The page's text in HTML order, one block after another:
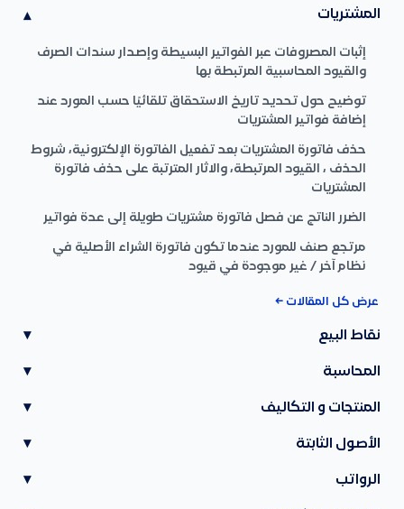
المشتريات ▾
إثبات المصروفات عبر الفواتير البسيطة وإصدار سندات الصرف
والقيود المحاسبية المرتبطة بها
توضيح حول تحديد تاريخ الاستحقاق تلقائيًا حسب المورد عند
إضافة فواتير المشتريات
حذف فاتورة المشتريات بعد تفعيل الفاتورة الإلكترونية، شروط
الحذف ، القيود المرتبطة، والاثار المترتبة على حذف فاتورة
المشتريات
الضرر الناتج عن فصل فاتورة مشتريات طويلة إلى عدة فواتير
مرتجع صنف للمورد عندما تكون فاتورة الشراء الأصلية في
نظام آخر / غير موجودة في قيود
عرض كل المقالات ←
نقاط البيع ▾
المحاسبة ▾
المنتجات و التكاليف ▾
الأصول الثابتة ▾
الرواتب ▾